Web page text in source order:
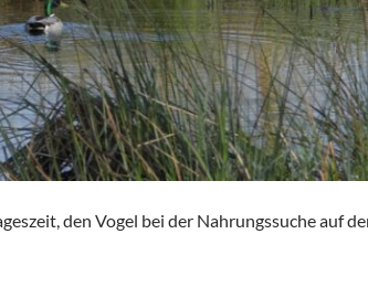
den Vogel bei der Nahrungssuche auf